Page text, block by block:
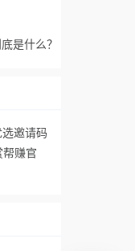
是什么？
邀请码
帮赚官